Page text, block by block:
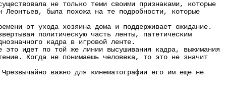
не только теми своими признаками, которые
Леонтьев, была похожа на те подробности, которые
от ухода хозяина дома и поддерживает ожидание.
политическую часть ленты, патетическим
кадра в игровой ленте.
идет по той же линии высушивания кадра, выжимания
Когда не понимаешь человека, то это не значит
важно для кинематографии его им еще не